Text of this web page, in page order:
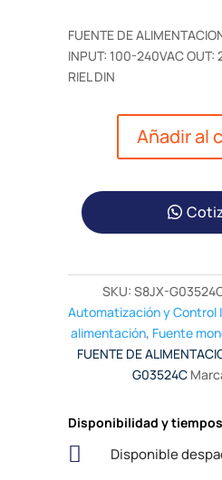
FUENTE DE
INPUT: 100-240VAC OUT:
RIEL DIN
Añadir al
SKU: S8JX-
Automatización y Control
alimentación, Fuente
FUENTE DE
G03524C
Disponibilidad y
 Disponible